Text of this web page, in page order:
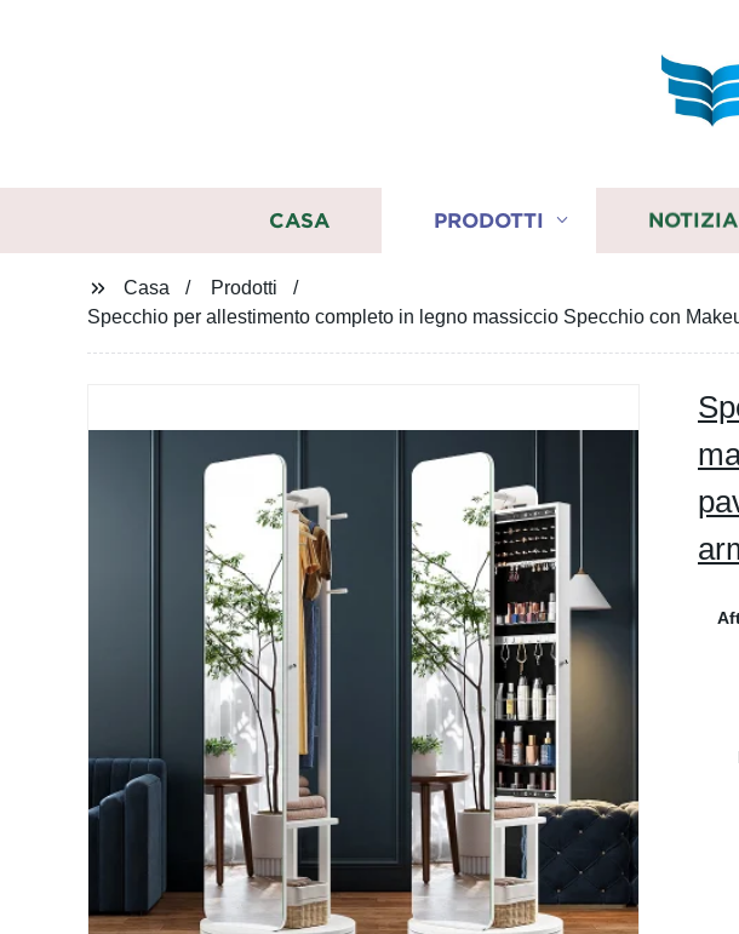
CASA PRODOTTI NOTIZIA
Casa
Prodotti
Specchio per allestimento completo in legno massiccio Specchio con